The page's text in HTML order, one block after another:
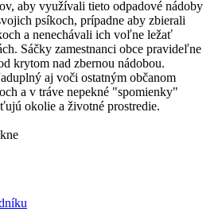
aby využívali tieto odpadové nádoby
psíkoch, prípadne aby zbierali
a nenechávali ich voľne ležať
Sáčky zamestnanci obce pravideľne
krytom nad zbernou nádobou.
aj voči ostatným občanom
a v tráve nepekné "spomienky"
okolie a životné prostredie.